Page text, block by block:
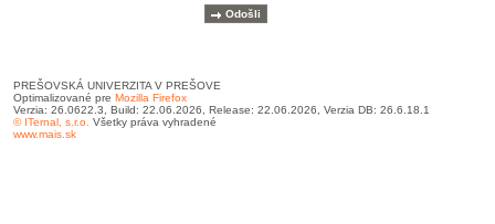
PREŠOVSKÁ UNIVERZITA V PREŠOVE
Optimalizované pre Mozilla Firefox
Verzia: 26.0622.3, Build: 22.06.2026, Release: 22.06.2026, Verzia DB: 26.6.18.1
© ITernal, s.r.o. Všetky práva vyhradené
www.mais.sk